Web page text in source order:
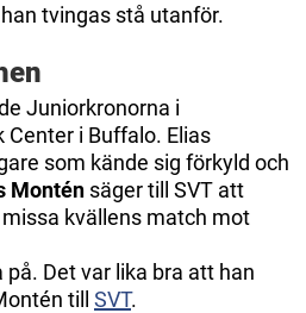
tvingas stå utanför.
Juniorkronorna i
Center i Buffalo. Elias
som kände sig förkyld och
Montén säger till SVT att
kvällens match mot
Det var lika bra att han
till SVT.